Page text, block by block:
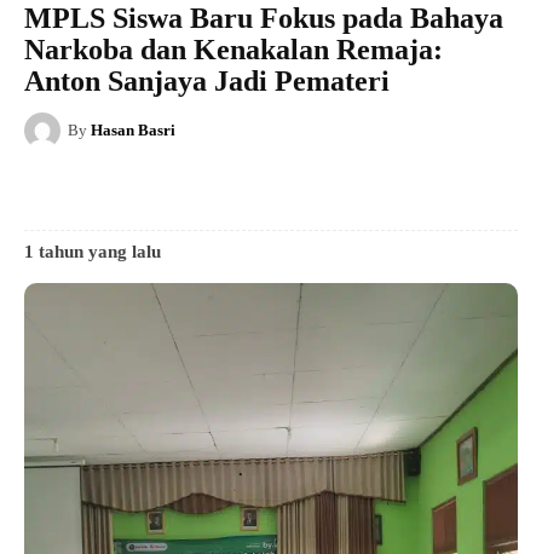
MPLS Siswa Baru Fokus pada Bahaya
Narkoba dan Kenakalan Remaja:
Anton Sanjaya Jadi Pemateri
By Hasan Basri
1 tahun yang lalu